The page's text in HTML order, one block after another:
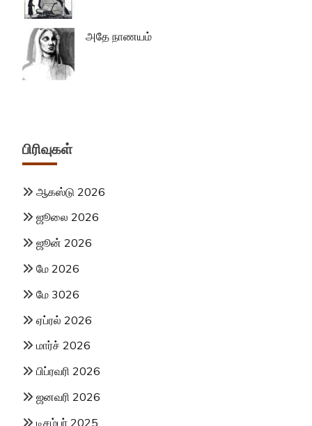
அதே நாணயம்
பிரிவுகள்
ஆகஸ்டு 2026
ஜூலை 2026
ஜூன் 2026
மே 2026
மே 3026
ஏப்ரல் 2026
மார்ச் 2026
பிப்ரவரி 2026
ஜனவரி 2026
டிசம்பர் 2025